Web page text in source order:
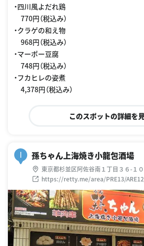
・四川風よだれ鶏
770円（税込み）
・クラゲの和え物
968円（税込み）
・マーポー豆腐
748円（税込み）
・フカヒレの姿煮
4,378円（税込み）
このスポットの詳細を
I 孫ちゃん上海焼き小龍包酒場
東京都杉並区阿佐谷南１丁目３６-１０
https://retty.me/area/PRE13/
373/